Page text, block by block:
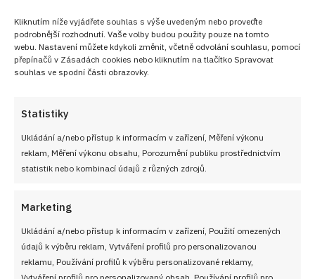
Kliknutím níže vyjádřete souhlas s výše uvedeným nebo proveďte
podrobnější rozhodnutí. Vaše volby budou použity pouze na tomto
webu. Nastavení můžete kdykoli změnit, včetně odvolání souhlasu, pomocí
přepínačů v Zásadách cookies nebo kliknutím na tlačítko Spravovat
souhlas ve spodní části obrazovky.
Statistiky
Ukládání a/nebo přístup k informacím v zařízení, Měření výkonu
reklam, Měření výkonu obsahu, Porozumění publiku prostřednictvím
statistik nebo kombinací údajů z různých zdrojů.
Marketing
Ukládání a/nebo přístup k informacím v zařízení, Použití omezených
údajů k výběru reklam, Vytváření profilů pro personalizovanou
reklamu, Používání profilů k výběru personalizované reklamy,
Vytváření profilů pro personalizovaný obsah, Používání profilů pro
Želatinové ovocné řezy do
hlubokého plechu se
Telecí ossobuco a
VYZKOUŠEJTE TAKÉ